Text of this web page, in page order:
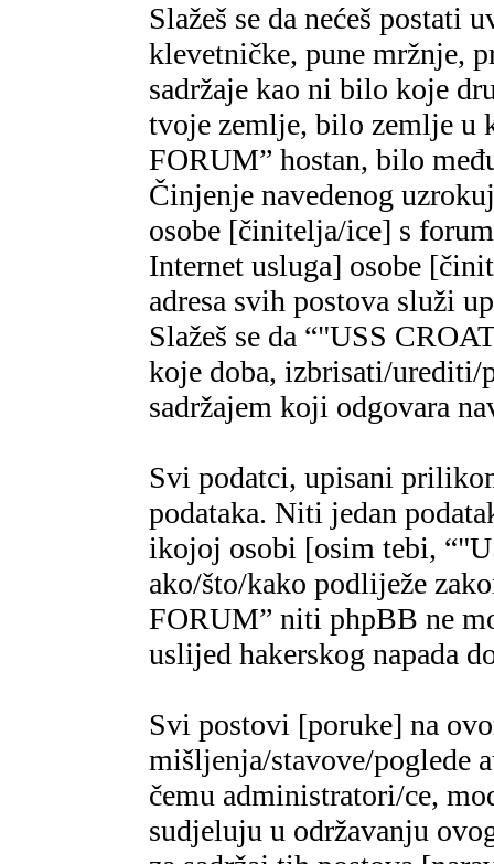
Slažeš se da nećeš postati
klevetničke, pune mržnje,
sadržaje kao ni bilo koje
tvoje zemlje, bilo zemlje
FORUM” hostan, bilo
Činjenje navedenog
osobe [činitelja/ice] s
Internet usluga] osobe
adresa svih postova služi
Slažeš se da “"USS
koje doba, izbrisati/urediti/
sadržajem koji odgovara
Svi podatci, upisani
podataka. Niti jedan
ikojoj osobi [osim tebi,
ako/što/kako podliježe
FORUM” niti phpBB ne
uslijed hakerskog napada
Svi postovi [poruke] na
mišljenja/stavove/poglede
čemu administratori/ce,
sudjeluju u održavanju